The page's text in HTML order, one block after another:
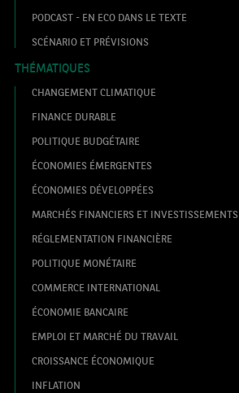
PODCAST - EN ECO DANS LE TEXTE
SCÉNARIO ET PRÉVISIONS
THÉMATIQUES
CHANGEMENT CLIMATIQUE
FINANCE DURABLE
POLITIQUE BUDGÉTAIRE
ÉCONOMIES ÉMERGENTES
ÉCONOMIES DÉVELOPPÉES
MARCHÉS FINANCIERS ET INVESTISSEMENTS
RÉGLEMENTATION FINANCIÈRE
POLITIQUE MONÉTAIRE
COMMERCE INTERNATIONAL
ÉCONOMIE BANCAIRE
EMPLOI ET MARCHÉ DU TRAVAIL
CROISSANCE ÉCONOMIQUE
INFLATION